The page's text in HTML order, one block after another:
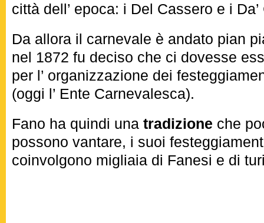
città dell’ epoca: i Del Cassero e i
Da allora il carnevale è andato pian
nel 1872 fu deciso che ci dovesse
per l’ organizzazione dei
(oggi l’ Ente Carnevalesca).
Fano ha quindi una tradizione che
possono vantare, i suoi
coinvolgono migliaia di Fanesi e di